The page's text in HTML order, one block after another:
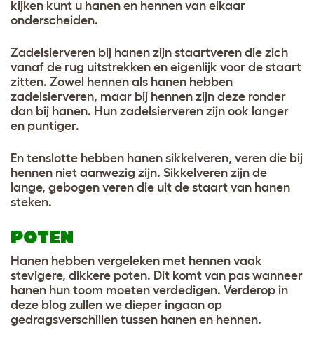
kijken kunt u hanen en hennen van elkaar
onderscheiden.
Zadelsierveren bij hanen zijn staartveren die zich
vanaf de rug uitstrekken en eigenlijk voor de staart
zitten. Zowel hennen als hanen hebben
zadelsierveren, maar bij hennen zijn deze ronder
dan bij hanen. Hun zadelsierveren zijn ook langer
en puntiger.
En tenslotte hebben hanen sikkelveren, veren die bij
hennen niet aanwezig zijn. Sikkelveren zijn de
lange, gebogen veren die uit de staart van hanen
steken.
POTEN
Hanen hebben vergeleken met hennen vaak
stevigere, dikkere poten. Dit komt van pas wanneer
hanen hun toom moeten verdedigen. Verderop in
deze blog zullen we dieper ingaan op
gedragsverschillen tussen hanen en hennen.